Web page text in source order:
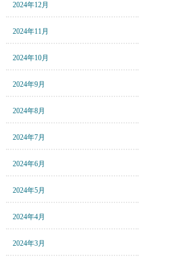
2024年12月
2024年11月
2024年10月
2024年9月
2024年8月
2024年7月
2024年6月
2024年5月
2024年4月
2024年3月